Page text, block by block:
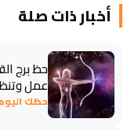
أخبار ذات صلة
عمل
حظك